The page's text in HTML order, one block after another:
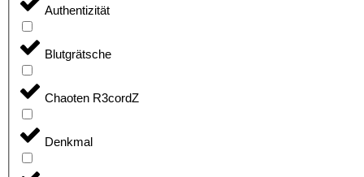
Authentizität
Blutgrätsche
Chaoten R3cordZ
Denkmal